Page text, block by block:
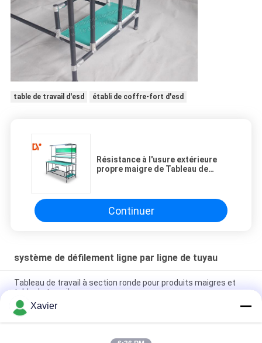
table de travail d'esd établi de coffre-fort d'esd
Résistance à l'usure extérieure
propre maigre de Tableau de
Continuer
système de défilement ligne par ligne de tuyau
Tableau de travail à section ronde pour produits maigres et
table de travail
Revêtement de jet coloré de système de défilement ligne par
ligne de tuyau de tuyau pour l'atelier logistique
Xavier